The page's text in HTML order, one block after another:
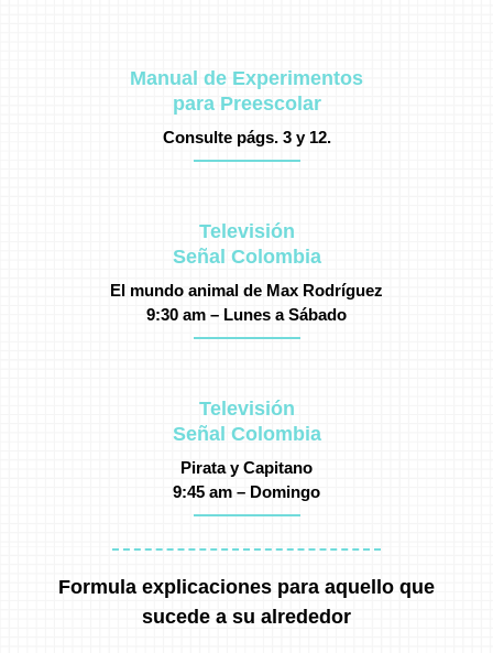
Manual de Experimentos
para Preescolar
Consulte págs. 3 y 12.
Televisión
Señal Colombia
El mundo animal de Max Rodríguez
9:30 am – Lunes a Sábado
Televisión
Señal Colombia
Pirata y Capitano
9:45 am – Domingo
Formula explicaciones para aquello que
sucede a su alrededor